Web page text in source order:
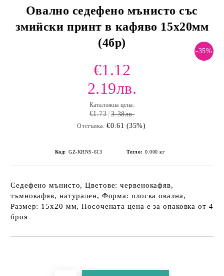
Овално седефено мънисто със
змийски принт в кафяво 15х20мм
(4бр)
-35%
€1.12
2.19лв.
Каталожна цена:
€1.73 3.38лв.
Отстъпка: €0.61 (35%)
Код: GZ-KHNS-613 Тегло: 0.000 кг
Седефено мънисто, Цветове: червенокафяв,
тъмнокафяв, натурален, Форма: плоска овална,
Размер: 15х20 мм, Посочената цена е за опаковка от 4
броя